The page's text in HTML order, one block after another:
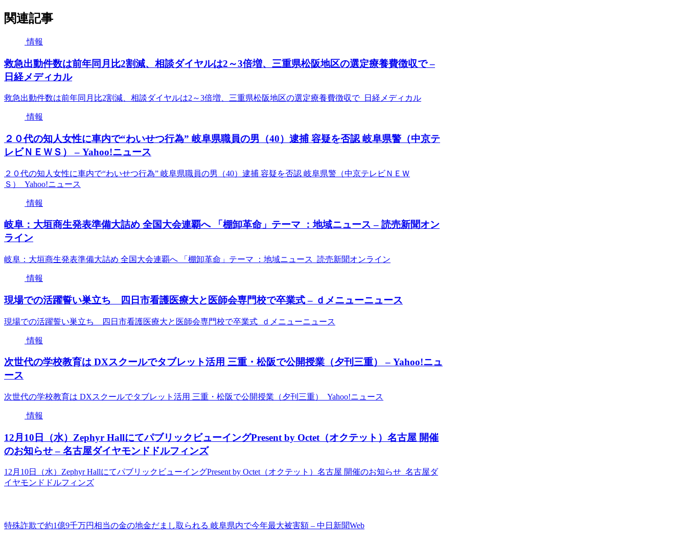
関連記事
情報
救急出動件数は前年同月比2割減、相談ダイヤルは2～3倍増、三重県松阪地区の選定療養費徴収で –
日経メディカル
救急出動件数は前年同月比2割減、相談ダイヤルは2～3倍増、三重県松阪地区の選定療養費徴収で 日経メディカル
情報
２０代の知人女性に車内で“わいせつ行為” 岐阜県職員の男（40）逮捕 容疑を否認 岐阜県警（中京テ
レビＮＥＷＳ） – Yahoo!ニュース
２０代の知人女性に車内で“わいせつ行為” 岐阜県職員の男（40）逮捕 容疑を否認 岐阜県警（中京テレビＮＥＷ
Ｓ） Yahoo!ニュース
情報
岐阜：大垣商生発表準備大詰め 全国大会連覇へ 「棚卸革命」テーマ ：地域ニュース – 読売新聞オン
ライン
岐阜：大垣商生発表準備大詰め 全国大会連覇へ 「棚卸革命」テーマ ：地域ニュース 読売新聞オンライン
情報
現場での活躍誓い巣立ち 四日市看護医療大と医師会専門校で卒業式 – ｄメニューニュース
現場での活躍誓い巣立ち 四日市看護医療大と医師会専門校で卒業式 ｄメニューニュース
情報
次世代の学校教育は DXスクールでタブレット活用 三重・松阪で公開授業（夕刊三重） – Yahoo!ニュ
ース
次世代の学校教育は DXスクールでタブレット活用 三重・松阪で公開授業（夕刊三重） Yahoo!ニュース
情報
12月10日（水）Zephyr HallにてパブリックビューイングPresent by Octet（オクテット）名古屋 開催
のお知らせ – 名古屋ダイヤモンドドルフィンズ
12月10日（水）Zephyr HallにてパブリックビューイングPresent by Octet（オクテット）名古屋 開催のお知らせ 名古屋ダ
イヤモンドドルフィンズ
特殊詐欺で約1億9千万円相当の金の地金だまし取られる 岐阜県内で今年最大被害額 – 中日新聞Web